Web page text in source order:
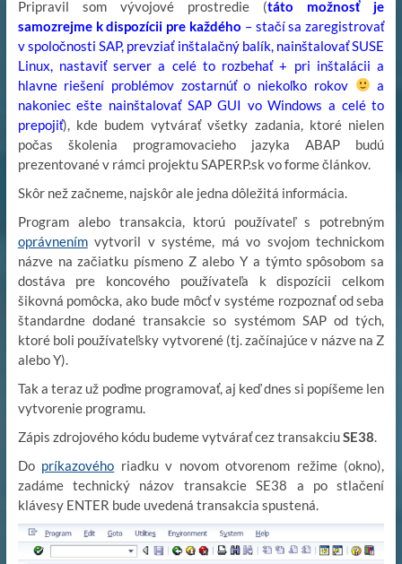
Pripravil som vývojové prostredie (táto možnosť je
samozrejme k dispozícii pre každého – stačí sa zaregistrovať
v spoločnosti SAP, prevziať inštalačný balík, nainštalovať SUSE
Linux, nastaviť server a celé to rozbehať + pri inštalácii a
hlavne riešení problémov zostarnúť o niekoľko rokov
a
nakoniec ešte nainštalovať SAP GUI vo Windows a celé to
prepojiť), kde budem vytvárať všetky zadania, ktoré nielen
počas školenia programovacieho jazyka ABAP budú
prezentované v rámci projektu SAPERP.sk vo forme článkov.
Skôr než začneme, najskôr ale jedna dôležitá informácia.
Program alebo transakcia, ktorú používateľ s potrebným
oprávnenímvytvoril v systéme, má vo svojom technickom
názve na začiatku písmeno Z alebo Y a týmto spôsobom sa
dostáva pre koncového používateľa k dispozícii celkom
šikovná pomôcka, ako bude môcť v systéme rozpoznať od seba
štandardne dodané transakcie so systémom SAP od tých,
ktoré boli používateľsky vytvorené (tj. začínajúce v názve na Z
alebo Y).
Tak a teraz už poďme programovať, aj keď dnes si popíšeme len
vytvorenie programu.
Zápis zdrojového kódu budeme vytvárať cez transakciuSE38
Do príkazového riadku v novom otvorenom režime (okno),
zadáme technický názov transakcie SE38 a po stlačení
klávesy ENTER bude uvedená transakcia spustená.